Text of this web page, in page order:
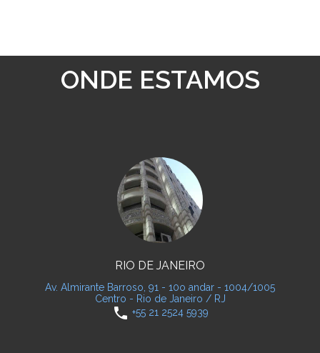
ONDE ESTAMOS
RIO DE JANEIRO
Av. Almirante Barroso, 91 - 10o andar - 1004/1005
Centro - Rio de Janeiro / RJ
phone +55 21 2524 5939